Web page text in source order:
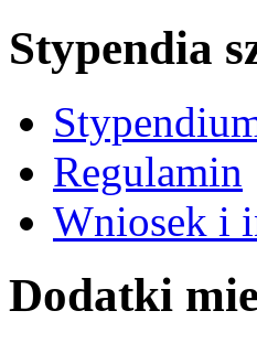
Stypendia
Regulamin
Wniosek i
Dodatki